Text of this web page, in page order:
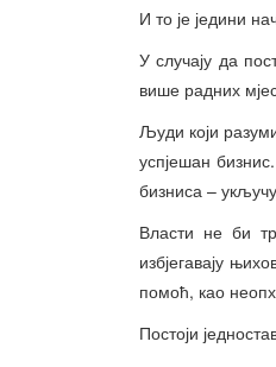
И то је једини
У случају да
више радних
Људи који
успјешан
бизниса –
Власти не би
избјегавају
помоћ, као
Постоји